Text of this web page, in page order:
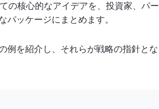
の核心的なアイデアを、投資家、パー
パッケージにまとめます。
例を紹介し、それらが戦略の指針とな